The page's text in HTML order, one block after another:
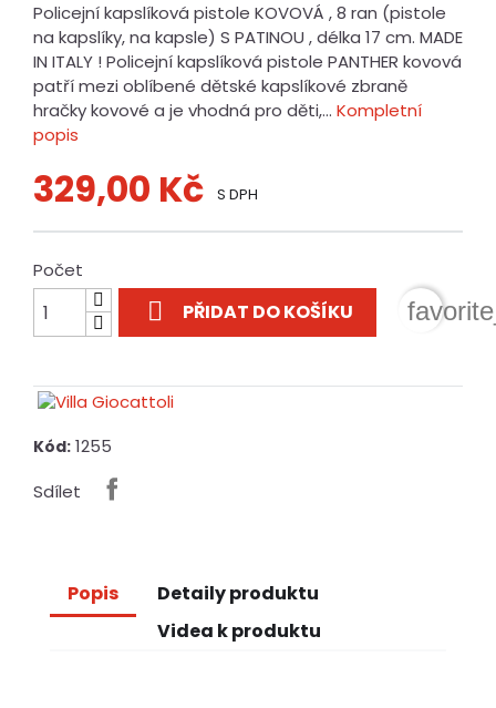
Policejní kapslíková pistole KOVOVÁ , 8 ran (pistole
na kapslíky, na kapsle) S PATINOU , délka 17 cm. MADE
IN ITALY ! Policejní kapslíková pistole PANTHER kovová
patří mezi oblíbené dětské kapslíkové zbraně
hračky kovové a je vhodná pro děti,... Kompletní
popis
329,00 Kč S DPH
Počet
 PŘIDAT DO KOŠÍKU
Kód: 1255
Sdílet
Popis
Detaily produktu
Videa k produktu